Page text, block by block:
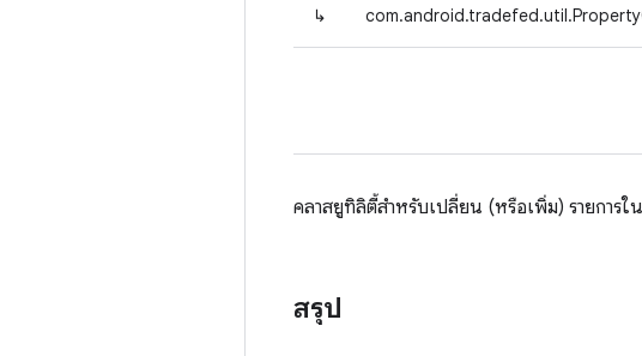
↳
คลาสยูทิลิตี้สำหรับเปลี่ยน (หรือเพิ่ม) รายการ
สรุป